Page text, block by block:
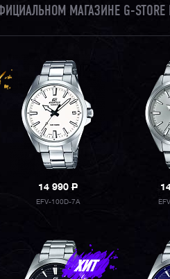
МАГАЗИНЕ G-STORE
14 990P
EFV-100D-7A